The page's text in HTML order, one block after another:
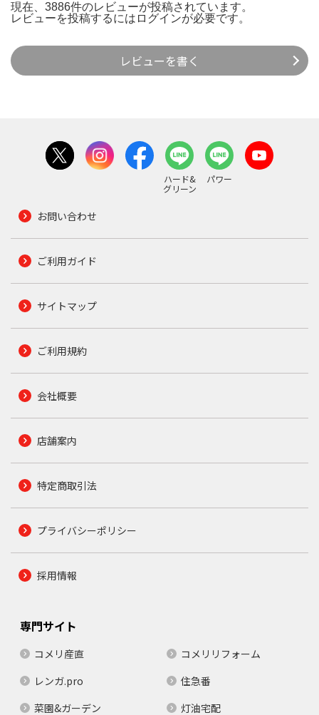
現在、3886件のレビューが投稿されています。
レビューを投稿するには ログインが必要です。
レビューを書く
ハード&
グリーン
パワー
お問い合わせ
ご利用ガイド
サイトマップ
ご利用規約
会社概要
店舗案内
特定商取引法
プライバシーポリシー
採用情報
専門サイト
コメリ産直
コメリリフォーム
レンガ.pro
住急番
菜園&ガーデン
灯油宅配